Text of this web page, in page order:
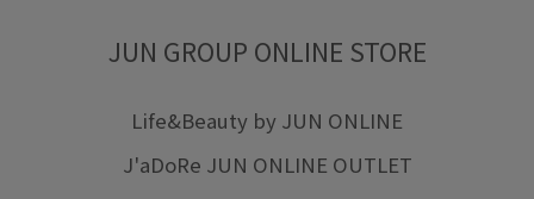
JUN GROUP ONLINE STORE
Life&Beauty by JUN ONLINE
J'aDoRe JUN ONLINE OUTLET